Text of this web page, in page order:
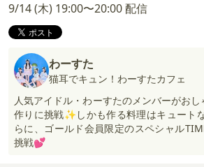
9/14 (木) 19:00〜20:00 配信
わーすた
猫耳でキュン！わーすたカフェ
人気アイドル・わーすたのメンバーがお
作りに挑戦✨しかも作る料理はキュート
らに、ゴールド会員限定のスペシャル
挑戦💕